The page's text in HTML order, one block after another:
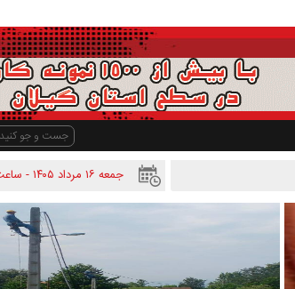
جمعه ۱۶ مرداد ۱۴۰۵ - ساعت